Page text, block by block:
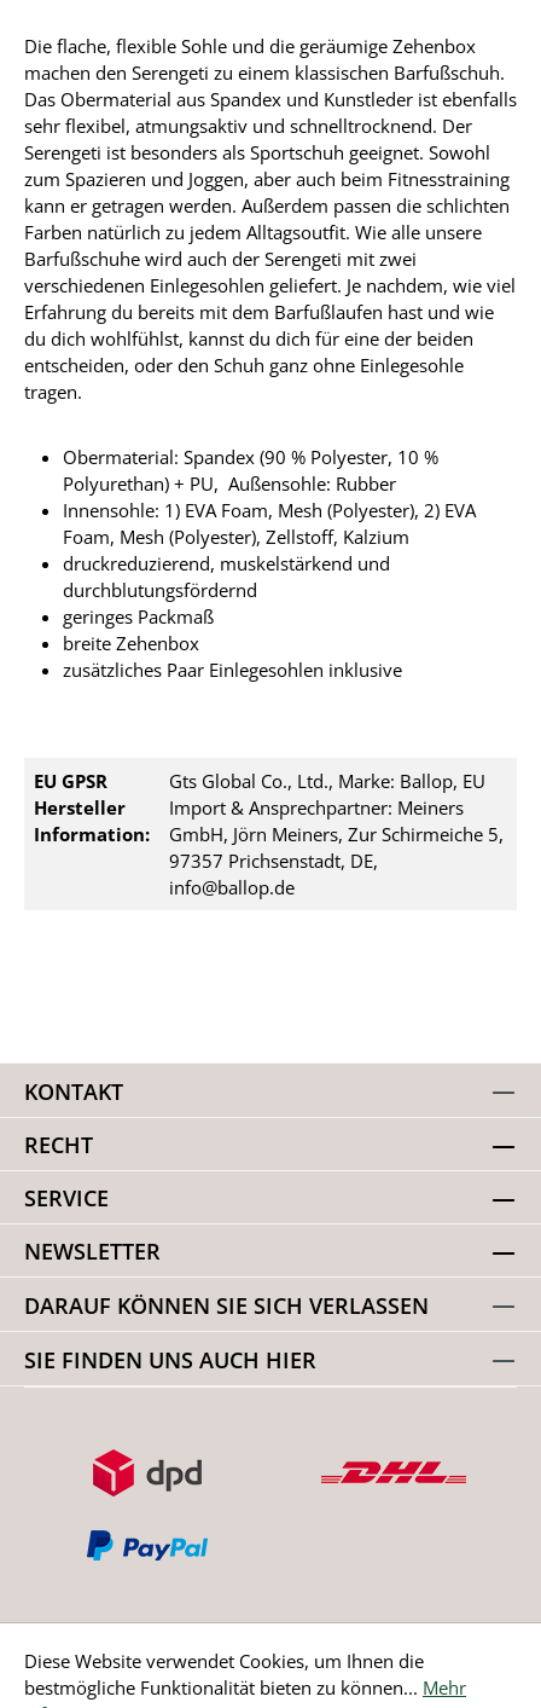
Die flache, flexible Sohle und die geräumige Zehenbox
machen den Serengeti zu einem klassischen Barfußschuh.
Das Obermaterial aus Spandex und Kunstleder ist ebenfalls
sehr flexibel, atmungsaktiv und schnelltrocknend. Der
Serengeti ist besonders als Sportschuh geeignet. Sowohl
zum Spazieren und Joggen, aber auch beim Fitnesstraining
kann er getragen werden. Außerdem passen die schlichten
Farben natürlich zu jedem Alltagsoutfit. Wie alle unsere
Barfußschuhe wird auch der Serengeti mit zwei
verschiedenen Einlegesohlen geliefert. Je nachdem, wie viel
Erfahrung du bereits mit dem Barfußlaufen hast und wie
du dich wohlfühlst, kannst du dich für eine der beiden
entscheiden, oder den Schuh ganz ohne Einlegesohle
tragen.
Obermaterial: Spandex (90 % Polyester, 10 %
Polyurethan) + PU, Außensohle: Rubber
Innensohle: 1) EVA Foam, Mesh (Polyester), 2) EVA
Foam, Mesh (Polyester), Zellstoff, Kalzium
druckreduzierend, muskelstärkend und
durchblutungsfördernd
geringes Packmaß
breite Zehenbox
zusätzliches Paar Einlegesohlen inklusive
EU GPSR
Hersteller
Information:
Gts Global Co., Ltd., Marke: Ballop, EU
Import & Ansprechpartner: Meiners
GmbH, Jörn Meiners, Zur Schirmeiche 5,
97357 Prichsenstadt, DE,
info@ballop.de
KONTAKT
RECHT
SERVICE
NEWSLETTER
DARAUF KÖNNEN SIE SICH VERLASSEN
SIE FINDEN UNS AUCH HIER
Bestellung widerrufen
Diese Website verwendet Cookies, um Ihnen die
bestmögliche Funktionalität bieten zu können... Mehr